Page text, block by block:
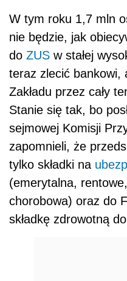
W tym roku 1,7 mln
nie będzie, jak
do ZUS w stałej
teraz zlecić bankowi,
Zakładu przez cały
Stanie się tak, bo
sejmowej Komisji
zapomnieli, że
tylko składki na
(emerytalna,
chorobowa) oraz do
składkę zdrowotną